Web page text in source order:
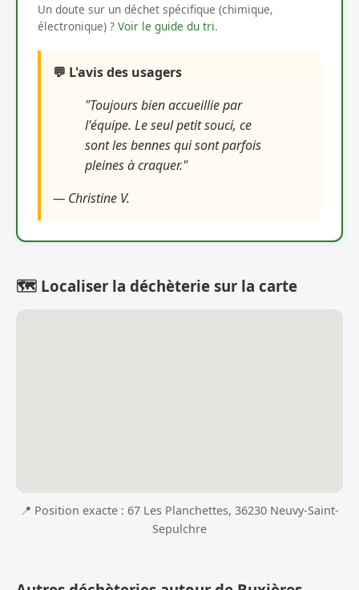
Un doute sur un déchet spécifique (chimique,
électronique) ? Voir le guide du tri.
💬 L'avis des usagers
"Toujours bien accueillie par
l'équipe. Le seul petit souci, ce
sont les bennes qui sont parfois
pleines à craquer."
— Christine V.
🗺️ Localiser la déchèterie sur la carte
📍 Position exacte : 67 Les Planchettes, 36230 Neuvy-Saint-
Sepulchre